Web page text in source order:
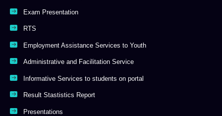
Exam Presentation
RTS
Employment Assistance Services to Youth
Administrative and Facilitation Service
Informative Services to students on portal
Result Stastistics Report
Presentations